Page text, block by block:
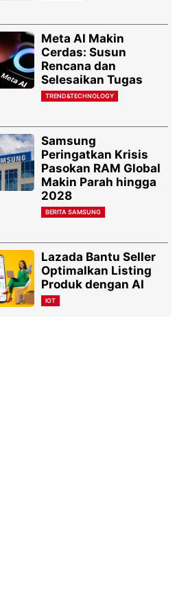
Meta AI Makin
Cerdas: Susun
Rencana dan
Selesaikan Tugas
TREND&TECHNOLOGY
Samsung
Peringatkan Krisis
Pasokan RAM Global
Makin Parah hingga
2028
BERITA SAMSUNG
Lazada Bantu Seller
Optimalkan Listing
Produk dengan AI
IOT